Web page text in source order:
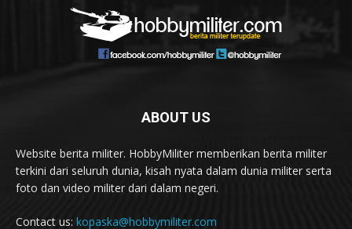
ABOUT US
Website berita militer. HobbyMiliter memberikan berita militer
terkini dari seluruh dunia, kisah nyata dalam dunia militer serta
foto dan video militer dari dalam negeri.
Contact us: kopaska@hobbymiliter.com